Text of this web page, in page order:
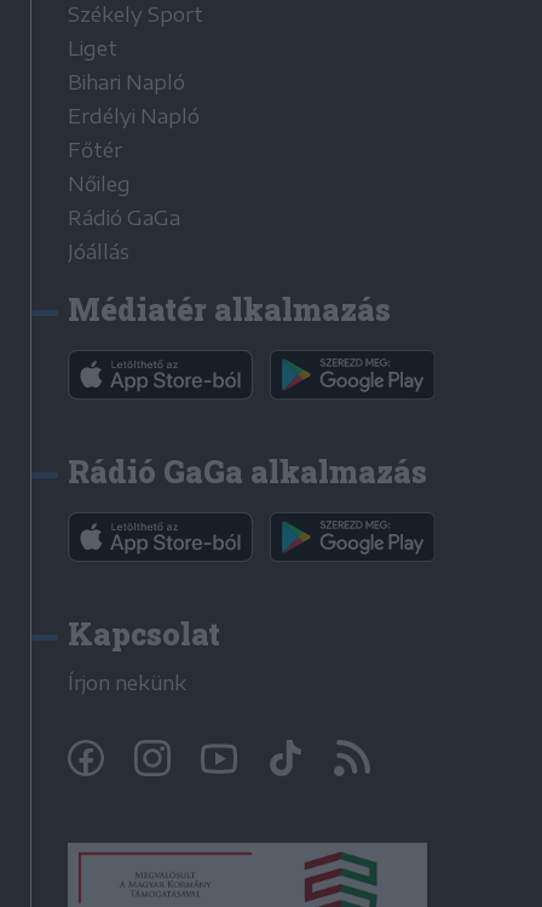
Székely Sport
Liget
Bihari Napló
Erdélyi Napló
Főtér
Nőileg
Rádió GaGa
Jóállás
Médiatér alkalmazás
Rádió GaGa alkalmazás
Kapcsolat
Írjon nekünk